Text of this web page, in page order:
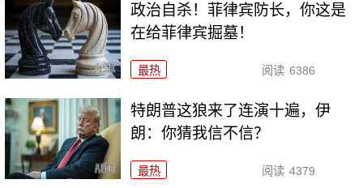
政治自杀！菲律宾防长，你这是
在给菲律宾掘墓！
最热 阅读 6386
特朗普这狼来了连演十遍，伊
朗：你猜我信不信？
最热 阅读 4379